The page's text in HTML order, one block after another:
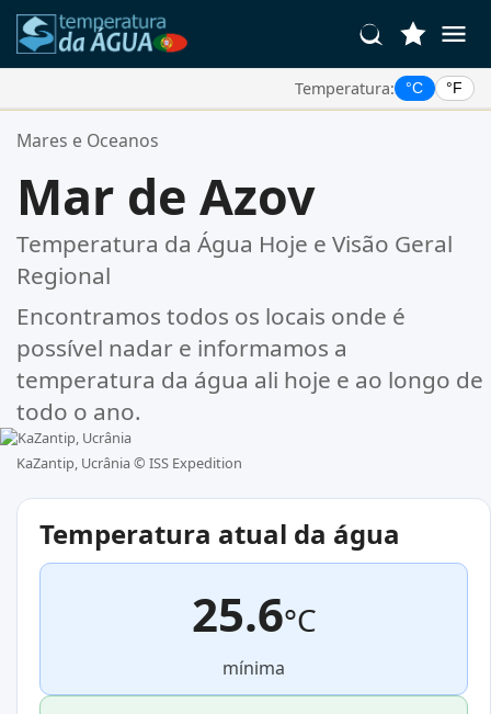
Temperatura: °C °F
Suas Localizações Favoritas:
Mares e Oceanos
Mar de Azov
Temperatura da Água Hoje e Visão Geral
Regional
Encontramos todos os locais onde é
possível nadar e informamos a
temperatura da água ali hoje e ao longo de
todo o ano.
KaZantip, Ucrânia © ISS Expedition
Temperatura atual da água
25.6°C
mínima